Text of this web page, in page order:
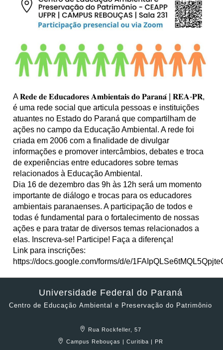
A 𝐑𝐞𝐝𝐞 𝐝𝐞 𝐄𝐝𝐮𝐜𝐚𝐝𝐨𝐫𝐞𝐬 𝐀𝐦𝐛𝐢𝐞𝐧𝐭𝐚𝐢𝐬 𝐝𝐨 𝐏𝐚𝐫𝐚𝐧𝐚́ | 𝐑𝐄𝐀-𝐏𝐑,
é uma rede social que articula pessoas e instituições
atuantes no Estado do Paraná que compartilham de
ações no campo da Educação Ambiental. A rede foi
criada em 2006 com a finalidade de divulgar
informações e promover intercâmbios, debates e troca
de experiências entre educadores sobre temas
relacionados à Educação Ambiental.
Dia 16 de dezembro das 9h às 12h será um momento
importante de diálogo e trocas para os educadores
ambientais paranaenses. A participação de todos e
todas é fundamental para o fortalecimento de nossas
ações e para tratar de diversos temas relacionados a
elas. Inscreva-se! Participe! Faça a diferença!
Link para inscrições:
https://docs.google.com/forms/d/e/
Universidade Federal do Paraná
Centro de Educação Ambiental e Preservação do Patrimônio
Rua Rockfeller, 57
Campus Rebouças | Curitiba | PR